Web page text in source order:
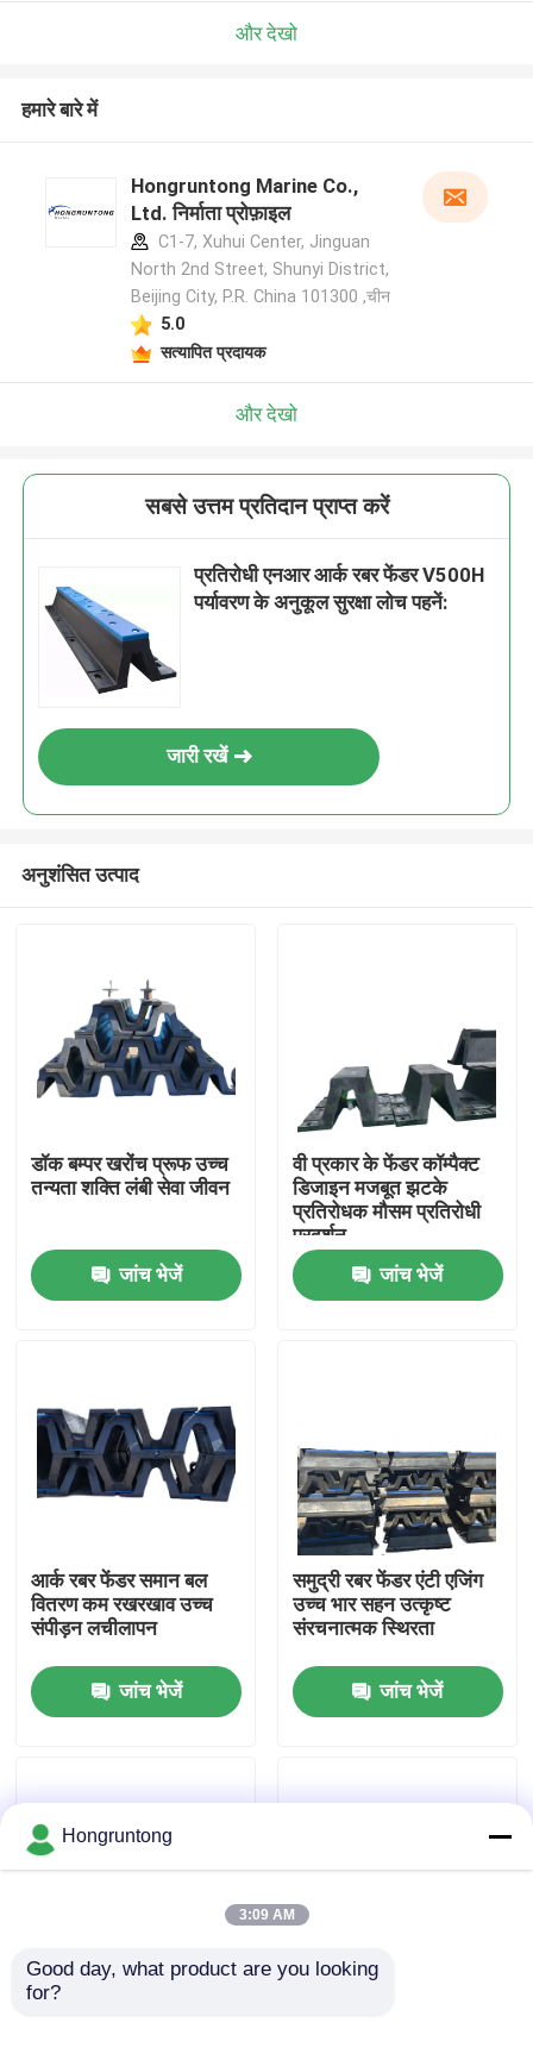
उत्पाद
हमारे बारे में
कारखाना भ्रमण
एक उद्धरण का अनुरोध करें
योकोहामा रबर फेंडर
और देखो
हमारे बारे में
Hongruntong Marine Co.,
Ltd. निर्माता प्रोफ़ाइल
C1-7, Xuhui Center, Jinguan
North 2nd Street, Shunyi District,
Beijing City, P.R. China 101300 ,चीन
5.0
सत्यापित प्रदायक
और देखो
सबसे उत्तम प्रतिदान प्राप्त करें
प्रतिरोधी एनआर आर्क रबर फेंडर V500H
पर्यावरण के अनुकूल सुरक्षा लोच पहनें:
जारी रखें
अनुशंसित उत्पाद
डॉक बम्पर खरोंच प्रूफ उच्च
तन्यता शक्ति लंबी सेवा जीवन
जांच भेजें
वी प्रकार के फेंडर कॉम्पैक्ट
डिजाइन मजबूत झटके
प्रतिरोधक मौसम प्रतिरोधी
प्रदर्शन
जांच भेजें
आर्क रबर फेंडर समान बल
वितरण कम रखरखाव उच्च
संपीड़न लचीलापन
जांच भेजें
समुद्री रबर फेंडर एंटी एजिंग
उच्च भार सहन उत्कृष्ट
संरचनात्मक स्थिरता
जांच भेजें
डॉक फेंडर उच्च पहनने
Hongruntong
3:09 AM
Good day, what product are you looking
for?